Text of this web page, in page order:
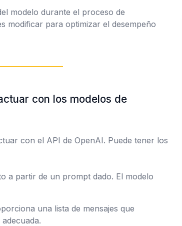
modelo durante el proceso de
modificar para optimizar el desempeño
con los modelos de
con el API de OpenAI. Puede tener los
a partir de un prompt dado. El modelo
una lista de mensajes que